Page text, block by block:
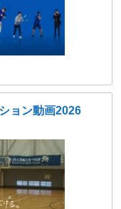
ョン動画2026